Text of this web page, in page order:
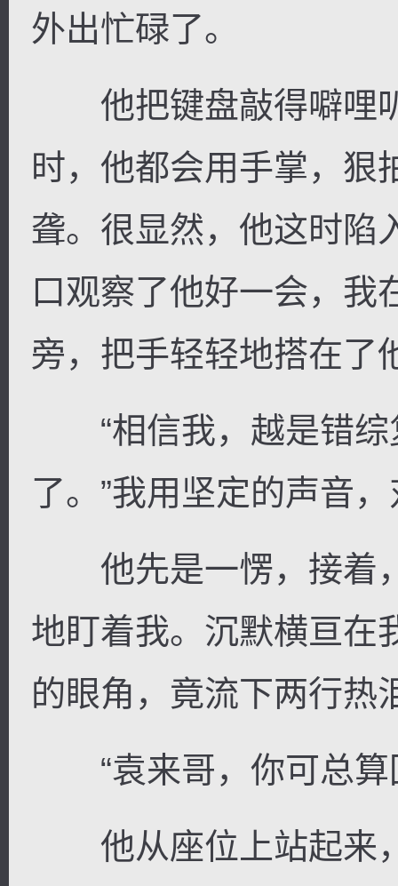
外出忙碌了。
他把键盘敲得噼哩
时，他都会用手掌，狠
聋。很显然，他这时陷
口观察了他好一会，我
旁，把手轻轻地搭在了
“相信我，越是错综
了。”我用坚定的声音
他先是一愣，接着
地盯着我。沉默横亘在
的眼角，竟流下两行热
“袁来哥，你可总算
他从座位上站起来